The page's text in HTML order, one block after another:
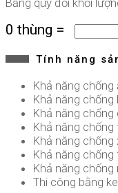
Bảng quy đổi khối
0 thùng =
Tính năng
Khả năng
Khả năng
Khả năng chống
Khả năng
Khả năng
Khả năng
Khả năng
Thi công bằng